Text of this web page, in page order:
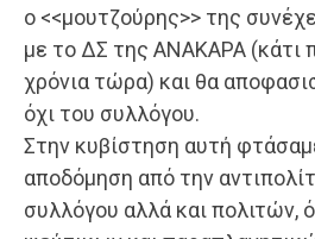
ο <<μουτζούρης>> της
με το ΔΣ της ΑΝΑΚΑΡΑ (κάτι
χρόνια τώρα) και θα
όχι του συλλόγου.
Στην κυβίστηση αυτή
αποδόμηση από την
συλλόγου αλλά και πολιτών,